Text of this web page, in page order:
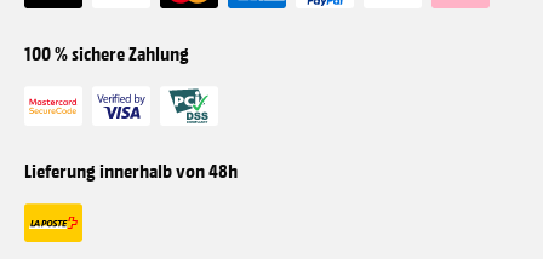
100 % sichere Zahlung
Lieferung innerhalb von 48h